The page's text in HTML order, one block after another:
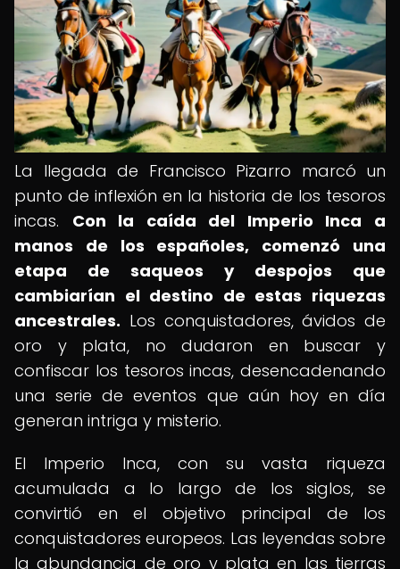
La llegada de Francisco Pizarro marcó un
punto de inflexión en la historia de los tesoros
incas. Con la caída del Imperio Inca a
manos de los españoles, comenzó una
etapa de saqueos y despojos que
cambiarían el destino de estas riquezas
ancestrales. Los conquistadores, ávidos de
oro y plata, no dudaron en buscar y
confiscar los tesoros incas, desencadenando
una serie de eventos que aún hoy en día
generan intriga y misterio.
El Imperio Inca, con su vasta riqueza
acumulada a lo largo de los siglos, se
convirtió en el objetivo principal de los
conquistadores europeos. Las leyendas sobre
la abundancia de oro y plata en las tierras